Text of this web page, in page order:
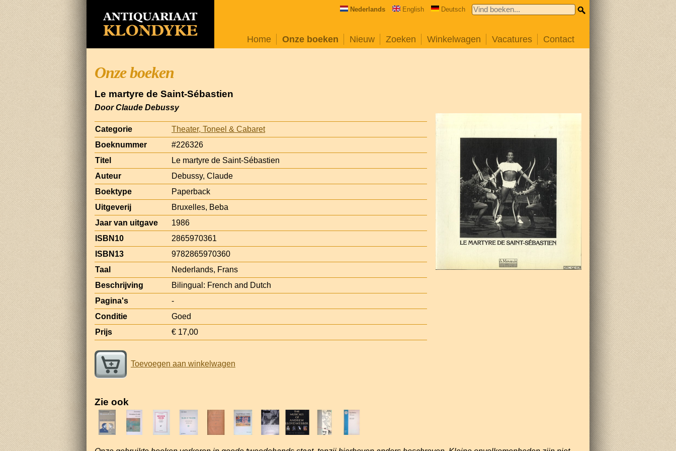
Nederlands English Deutsch
Home Onze boeken Nieuw Zoeken Winkelwagen Vacatures Contact
Onze boeken
Le martyre de Saint-Sébastien
Door Claude Debussy
Categorie
Theater, Toneel & Cabaret
Boeknummer
#226326
Titel
Le martyre de Saint-Sébastien
Auteur
Debussy, Claude
Boektype
Paperback
Uitgeverij
Bruxelles, Beba
Jaar van uitgave
1986
ISBN10
2865970361
ISBN13
9782865970360
Taal
Nederlands, Frans
Beschrijving
Bilingual: French and Dutch
Pagina's
-
Conditie
Goed
Prijs
€ 17,00
Toevoegen aan winkelwagen
Zie ook